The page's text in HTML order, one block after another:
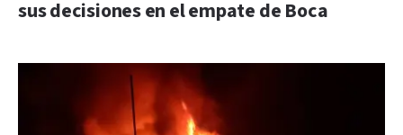
sus decisiones en el empate de Boca